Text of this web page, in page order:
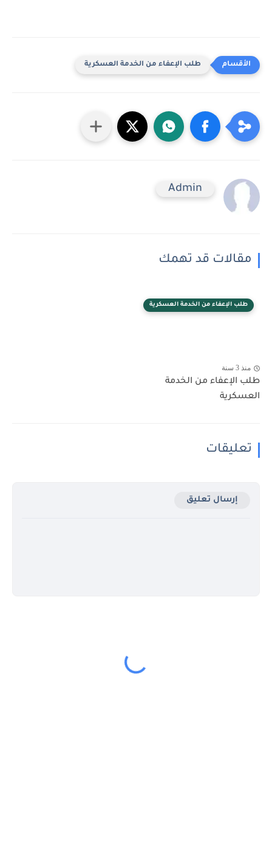
طلب الإعفاء من الخدمة العسكرية
Admin
مقالات قد تهمك
طلب الإعفاء من الخدمة العسكرية
منذ 3 سنة
طلب الإعفاء من الخدمة
العسكرية
تعليقات
إرسال تعليق